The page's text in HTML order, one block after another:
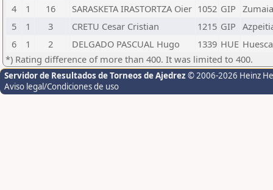
4
1 16 SARASKETA IRASTORTZA Oier 1052 GIP
5
1 3 CRETU Cesar Cristian 1215 GIP
6
1 2 DELGADO PASCUAL Hugo 1339 HUE
*) Rating difference of more than 400. It was limited to 400.
Servidor de Resultados de Torneos de Ajedrez © 2006-2026 Heinz
Aviso legal/Condiciones de uso